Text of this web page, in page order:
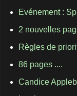
Evénement :
2 nouvelles
Règles de
86 pages ....
Candice